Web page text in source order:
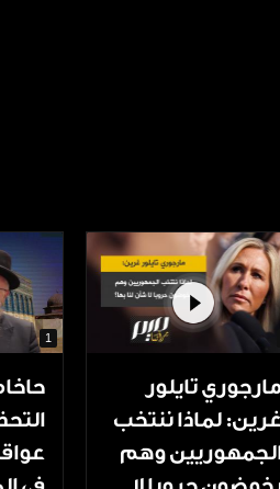
مارجوري تايلور
لماذا ننتخب
وهم
1